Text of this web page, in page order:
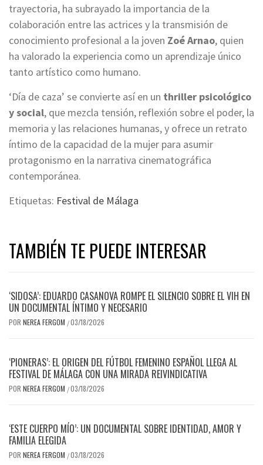
trayectoria, ha subrayado la importancia de la
colaboración entre las actrices y la transmisión de
conocimiento profesional a la joven Zoé Arnao, quien
ha valorado la experiencia como un aprendizaje único
tanto artístico como humano.
‘Día de caza’ se convierte así en un thriller psicológico
y social, que mezcla tensión, reflexión sobre el poder, la
memoria y las relaciones humanas, y ofrece un retrato
íntimo de la capacidad de la mujer para asumir
protagonismo en la narrativa cinematográfica
contemporánea.
Etiquetas: Festival de Málaga
TAMBIÉN TE PUEDE INTERESAR
‘SIDOSA’: EDUARDO CASANOVA ROMPE EL SILENCIO SOBRE EL VIH EN
UN DOCUMENTAL ÍNTIMO Y NECESARIO
POR NEREA FERGOM /03/18/2026
‘PIONERAS’: EL ORIGEN DEL FÚTBOL FEMENINO ESPAÑOL LLEGA AL
FESTIVAL DE MÁLAGA CON UNA MIRADA REIVINDICATIVA
POR NEREA FERGOM /03/18/2026
‘ESTE CUERPO MÍO’: UN DOCUMENTAL SOBRE IDENTIDAD, AMOR Y
FAMILIA ELEGIDA
POR NEREA FERGOM /03/18/2026